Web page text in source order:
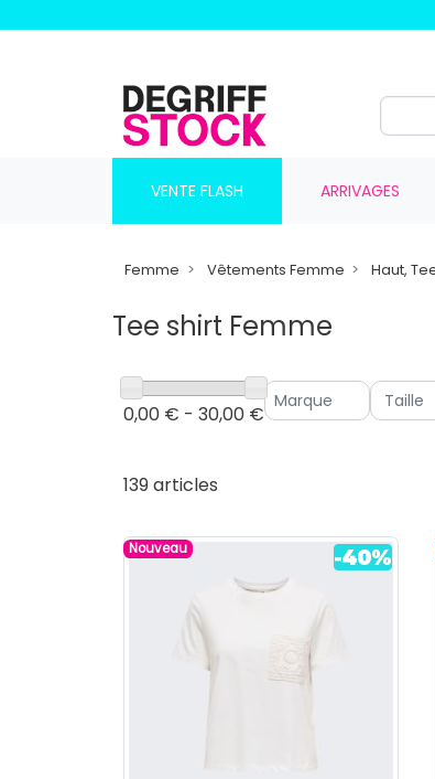
VENTE FLASH ARRIVAGES
Femme Vêtements Femme Haut,
Tee shirt Femme
0,00 € - 30,00 €
139 articles
Nouveau